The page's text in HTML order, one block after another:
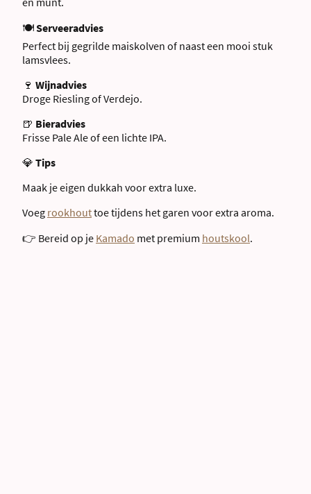
🍽Serveeradvies
Perfect bij gegrilde maiskolven of naast een mooi stuk
lamsvlees.
🍷 Wijnadvies
Droge Riesling of Verdejo.
🍺 Bieradvies
Frisse Pale Ale of een lichte IPA.
💎 Tips
Maak je eigen dukkah voor extra luxe.
Voeg rookhouttoe tijdens het garen voor extra aroma.
👉 Bereid op je Kamado met premium houtskool.